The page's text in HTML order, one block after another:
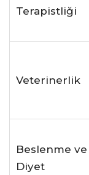
Terapistliği
Veterinerlik
Beslenme ve
Diyet